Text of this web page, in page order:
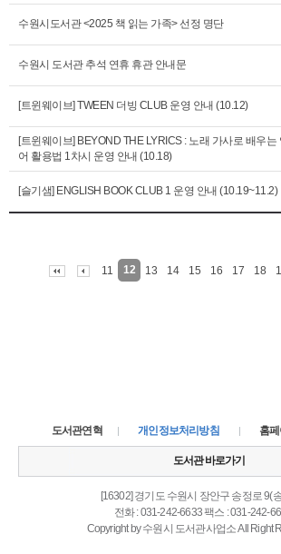
수원시도서관 <2025 책 읽는 가족> 선정 명단
수원시 도서관 추석 연휴 휴관 안내문
[트윈웨이브] TWEEN 더빙 CLUB 운영 안내 (10.12)
[트윈웨이브] BEYOND THE LYRICS : 노래 가사로 배우는
어 활용법 1차시 운영 안내 (10.18)
[슬기샘] ENGLISH BOOK CLUB 1 운영 안내 (10.19~11.2)
11 12 13 14 15 16 17 18
도서관연혁 개인정보처리방침 홈
[16302] 경기도 수원시 장안구 송정로 9(
전화 : 031-242-6633 팩스 : 031-242-
Copyright by 수원시 도서관사업소 All Right
도서관 바로가기